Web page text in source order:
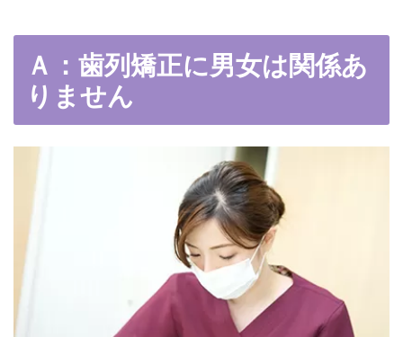
Ａ：歯列矯正に男女は関係あ
りません